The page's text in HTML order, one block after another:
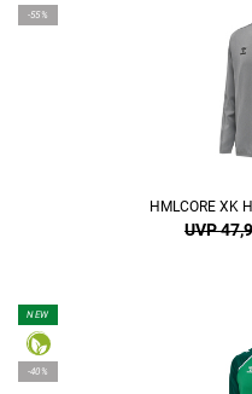
-55%
HMLCORE XK
UVP
NEW
-40%